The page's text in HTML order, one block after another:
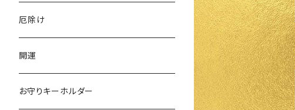
厄除け
開運
お守りキーホルダー